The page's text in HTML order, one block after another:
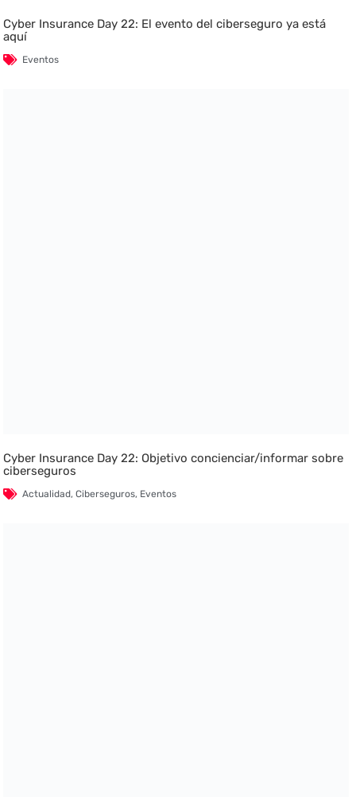
Cyber Insurance Day 22: El evento del ciberseguro ya está
aquí
Eventos
Cyber Insurance Day 22: Objetivo concienciar/informar sobre
ciberseguros
Actualidad,Ciberseguros, Eventos